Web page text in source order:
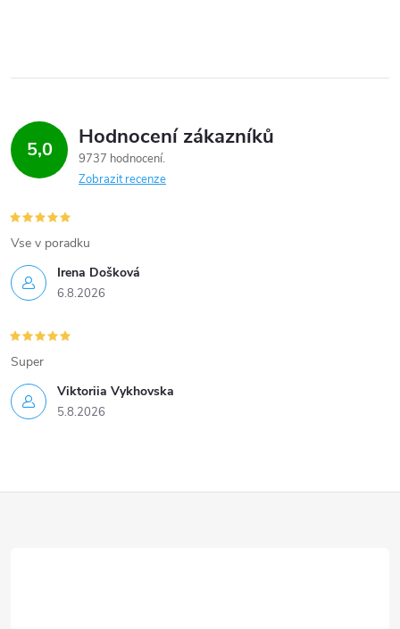
y
v
ý
i
s
u
5,0 Hodnocení zákazníků
9737 hodnocení
Zobrazit recenze
Irena Došková
6.8.2026
Vse v poradku
Viktoriia Vykhovska
5.8.2026
Super